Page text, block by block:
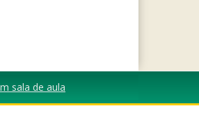
sala de aula